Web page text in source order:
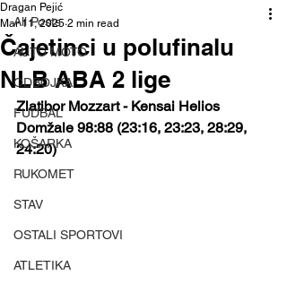
All Posts
AUTO MOTO
ODBOJKA
FUDBAL
KOŠARKA
RUKOMET
STAV
OSTALI SPORTOVI
ATLETIKA
Čajetinci u polufinalu
NLB ABA 2 lige
Dragan Pejić
Mar 11, 2025 2 min read
Zlatibor Mozzart - Kensai Helios
Domžale 98:88 (23:16, 23:23, 28:29,
24:20)